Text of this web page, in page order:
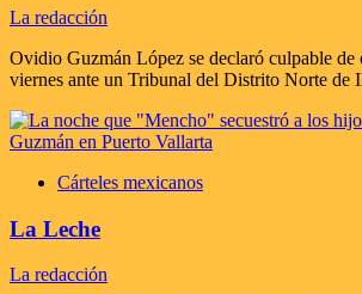
La redacción
Ovidio Guzmán López se declaró culpable de
viernes ante un Tribunal del Distrito Norte de
Cárteles mexicanos
La Leche
La redacción